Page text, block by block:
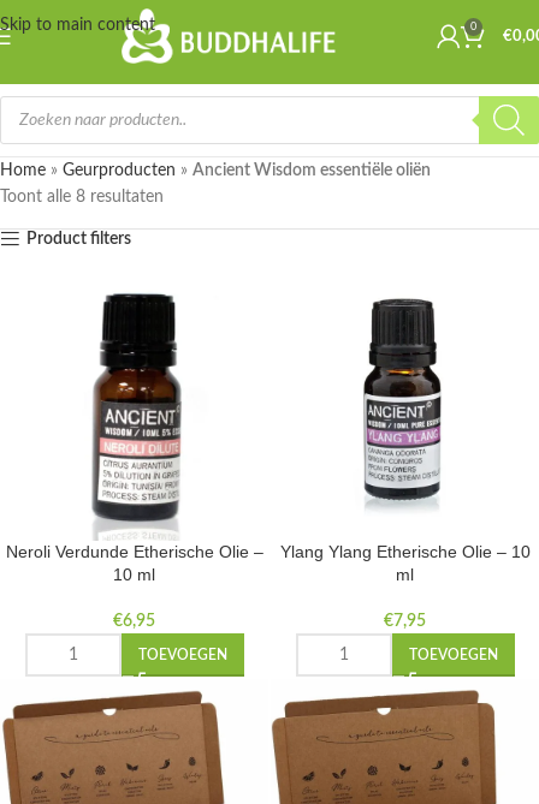
Skip to main content 0
€
Home » Geurproducten » Ancient Wisdom essentiële oliën
Toont alle 8 resultaten
Product filters
Neroli Verdunde Etherische Olie –
10 ml
€6,95
TOEVOEGEN
Ylang Ylang Etherische Olie – 10
ml
€7,95
TOEVOEGEN